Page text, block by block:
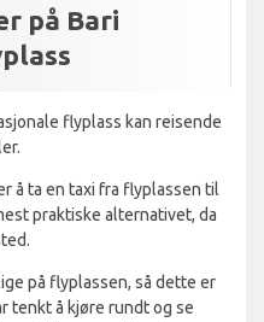
på Bari
flyplass kan reisende
å ta en taxi fra flyplassen til
praktiske alternativet, da
på flyplassen, så dette er
tenkt å kjøre rundt og se